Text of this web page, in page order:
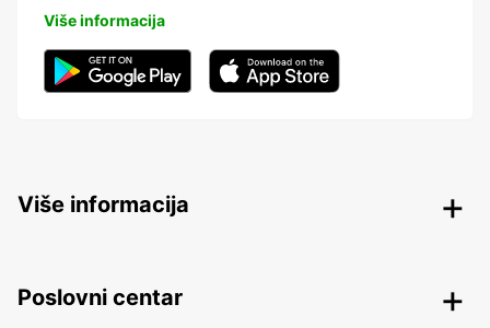
Više informacija
Više informacija
Poslovni centar